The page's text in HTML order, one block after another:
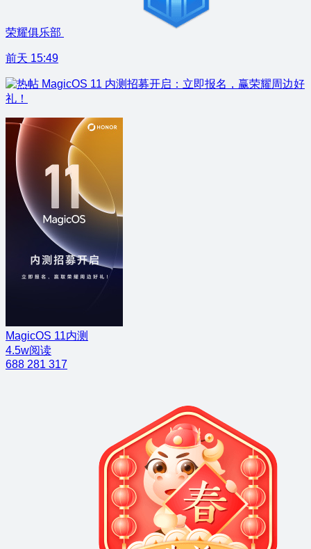
荣耀俱乐部
前天 15:49
MagicOS 11 内测招募开启：立即报名，赢荣耀周边好
礼！
MagicOS 11内测
4.5w阅读
688 281 317